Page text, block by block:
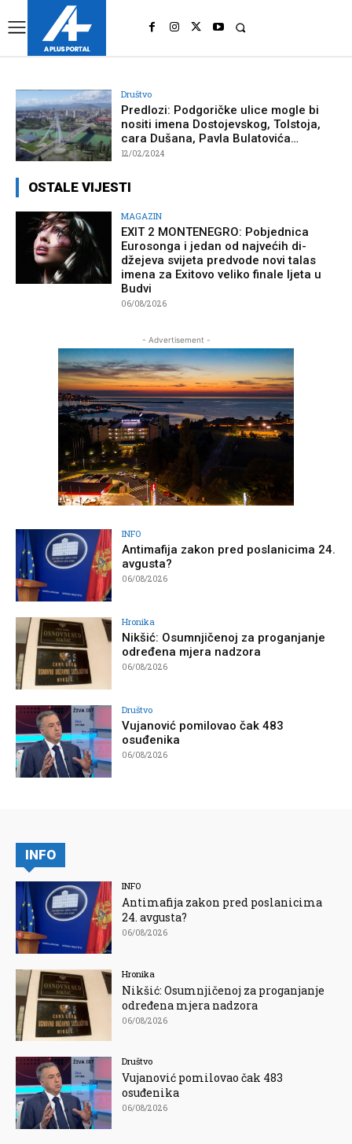
Društvo
Predlozi: Podgoričke ulice mogle bi
nositi imena Dostojevskog, Tolstoja,
cara Dušana, Pavla Bulatovića…
12/02/2024
OSTALE VIJESTI
MAGAZIN
EXIT 2 MONTENEGRO: Pobjednica
Eurosonga i jedan od najvećih di-
džejeva svijeta predvode novi talas
imena za Exitovo veliko finale ljeta u
Budvi
06/08/2026
- Advertisement -
INFO
Antimafija zakon pred poslanicima 24.
avgusta?
06/08/2026
Hronika
Nikšić: Osumnjičenoj za proganjanje
određena mjera nadzora
06/08/2026
Društvo
Vujanović pomilovao čak 483
osuđenika
06/08/2026
INFO
INFO
Antimafija zakon pred poslanicima
24. avgusta?
06/08/2026
Hronika
Nikšić: Osumnjičenoj za proganjanje
određena mjera nadzora
06/08/2026
Društvo
Vujanović pomilovao čak 483
osuđenika
06/08/2026